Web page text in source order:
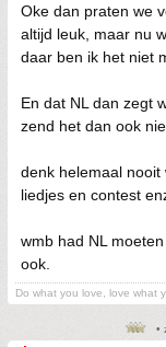
Oke dan praten we
altijd leuk, maar nu
daar ben ik het niet
En dat NL dan zegt
zend het dan ook
denk helemaal
liedjes en contest
wmb had NL
ook.
Do what you love, love what
•